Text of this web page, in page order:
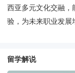
西亚多元文化交融，
验，为未来职业发展
留学解说